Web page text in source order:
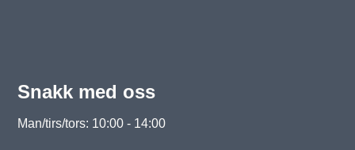
Snakk med oss
Man/tirs/tors: 10:00 - 14:00